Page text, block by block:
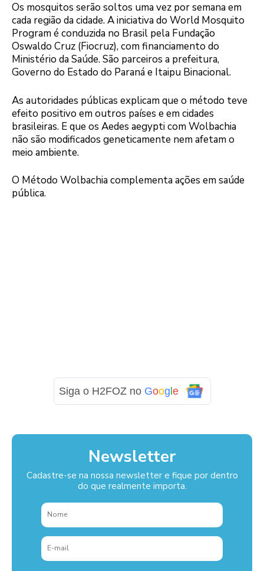
Os mosquitos serão soltos uma vez por semana em
cada região da cidade. A iniciativa do World Mosquito
Program é conduzida no Brasil pela Fundação
Oswaldo Cruz (Fiocruz), com financiamento do
Ministério da Saúde. São parceiros a prefeitura,
Governo do Estado do Paraná e Itaipu Binacional.
As autoridades públicas explicam que o método teve
efeito positivo em outros países e em cidades
brasileiras. E que os Aedes aegypti com Wolbachia
não são modificados geneticamente nem afetam o
meio ambiente.
O Método Wolbachia complementa ações em saúde
pública.
Siga o H2FOZ no Goog e
Newsletter
Cadastre-se na nossa newsletter e fique por dentro
do que realmente importa.